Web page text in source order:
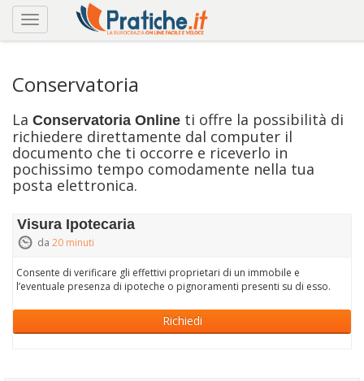
Conservatoria
La Conservatoria Online ti offre la possibilità di
richiedere direttamente dal computer il
documento che ti occorre e riceverlo in
pochissimo tempo comodamente nella tua
posta elettronica.
Visura Ipotecaria
da 20 minuti
Consente di verificare gli effettivi proprietari di un immobile e
l’eventuale presenza di ipoteche o pignoramenti presenti su di esso.
Richiedi